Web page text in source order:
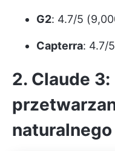
G2: 4.7/5
Capterra: 4.7/
2. Claude
naturalnego